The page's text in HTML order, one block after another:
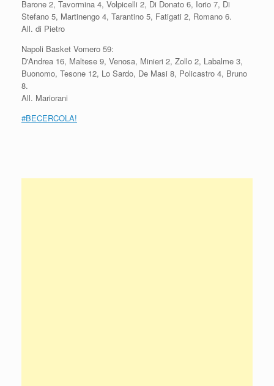
Barone 2, Tavormina 4, Volpicelli 2, Di Donato 6, Iorio 7, Di
Stefano 5, Martinengo 4, Tarantino 5, Fatigati 2, Romano 6.
All. di Pietro
Napoli Basket Vomero 59:
D'Andrea 16, Maltese 9, Venosa, Minieri 2, Zollo 2, Labalme 3,
Buonomo, Tesone 12, Lo Sardo, De Masi 8, Policastro 4, Bruno
8.
All. Mariorani
#BECERCOLA!